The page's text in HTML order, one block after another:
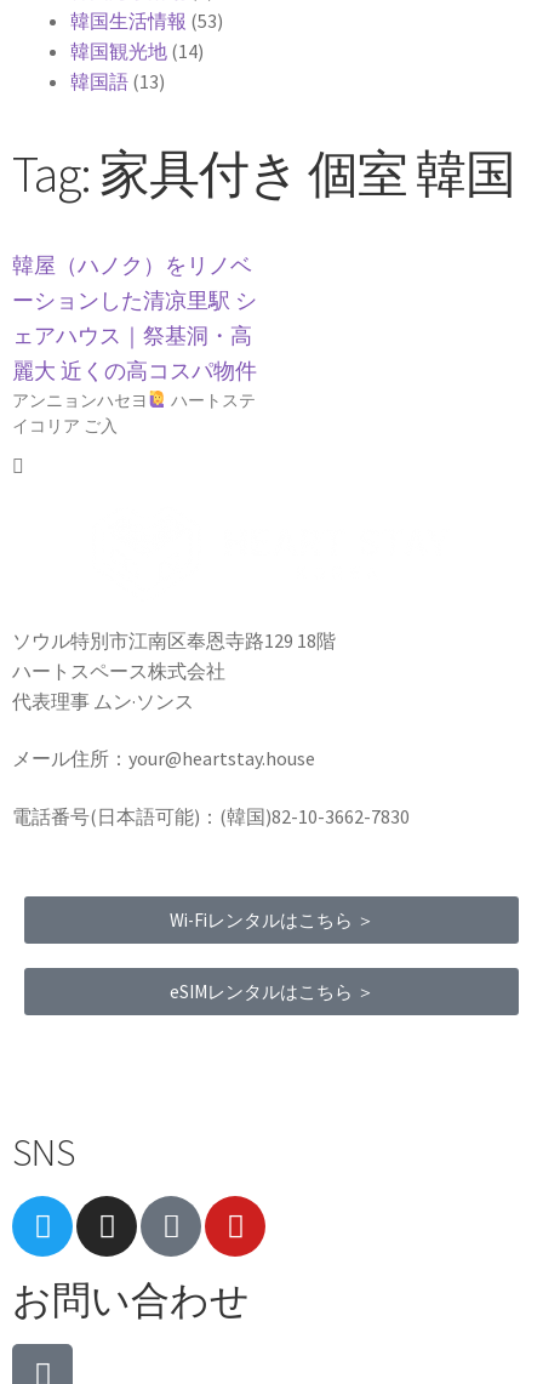
韓国生活情報 (53)
韓国観光地 (14)
韓国語 (13)
Tag: 家具付き 個室 韓国
韓屋（ハノク）をリノベ
ーションした清凉里駅 シ
ェアハウス｜祭基洞・高
麗大 近くの高コスパ物件
アンニョンハセヨ
ハートステ
イコリア ご入
ソウル特別市江南区奉恩寺路129 18階
ハートスペース株式会社
代表理事 ムン·ソンス
メール住所：your@heartstay.house
電話番号(日本語可能)：(韓国)82-10-3662-7830
Wi-Fiレンタルはこちら ＞
eSIMレンタルはこちら ＞
SNS
お問い合わせ